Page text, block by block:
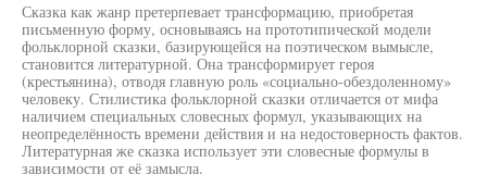
Сказка как жанр претерпевает трансформацию, приобретая
письменную форму, основываясь на прототипической модели
фольклорной сказки, базирующейся на поэтическом вымысле,
становится литературной. Она трансформирует героя
(крестьянина), отводя главную роль «социально-обездоленному»
человеку. Стилистика фольклорной сказки отличается от мифа
наличием специальных словесных формул, указывающих на
неопределённость времени действия и на недостоверность фактов.
Литературная же сказка использует эти словесные формулы в
зависимости от её замысла.